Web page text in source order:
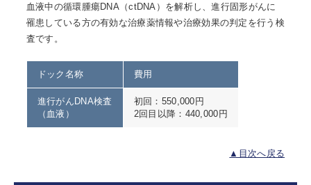
血液中の循環腫瘍DNA（ctDNA）を解析し、進行固形がんに
罹患している方の有効な治療薬情報や治療効果の判定を行う検
査です。
ドック名称 費用
進行がんDNA検査
（血液）
初回：550,000円
2回目以降：440,000円
▲目次へ戻る